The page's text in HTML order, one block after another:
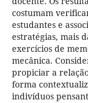
costumam
estudantes e
estratégias, mais
exercícios de
mecânica.
propiciar a
forma
indivíduos